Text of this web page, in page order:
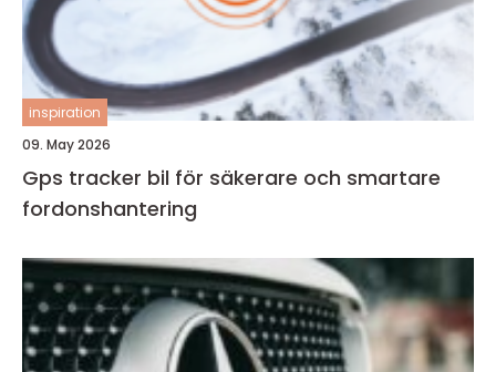
inspiration
09. May 2026
Gps tracker bil för säkerare och smartare
fordonshantering